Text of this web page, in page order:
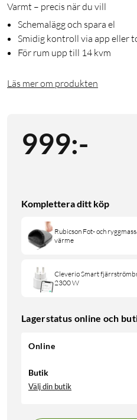
Varmt – precis när du vill
Schemalägg och spara el
Smidig kontroll via app eller
För rum upp till 14 kvm
Läs mer om produkten
999:-
Komplettera ditt köp
Rubicson Fot- och
värme
Cleverio Smart
2300 W
Lagerstatus online och
Online
Butik
Välj din butik